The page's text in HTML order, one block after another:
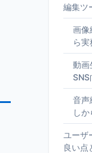
編集ツ
画像
ら
動画
SNS
音声
し
ユーザ
良い点